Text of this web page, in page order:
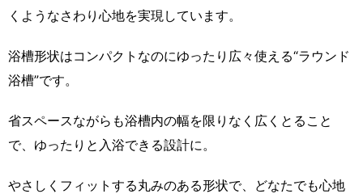
くようなさわり心地を実現しています。
浴槽形状はコンパクトなのにゆったり広々使える“ラウンド
浴槽”です。
省スペースながらも浴槽内の幅を限りなく広くとること
で、ゆったりと入浴できる設計に。
やさしくフィットする丸みのある形状で、どなたでも心地